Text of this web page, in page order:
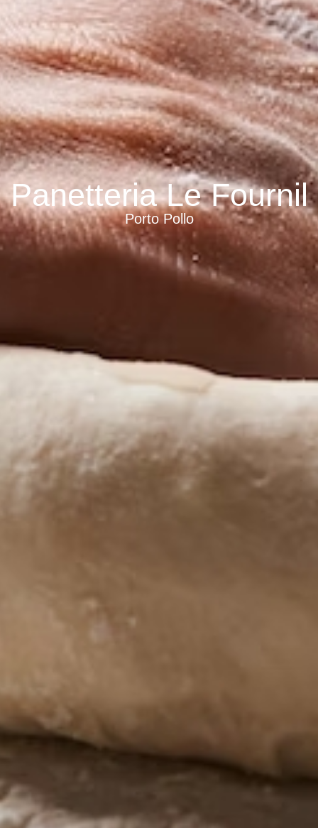
Panetteria Le Fournil
Porto Pollo